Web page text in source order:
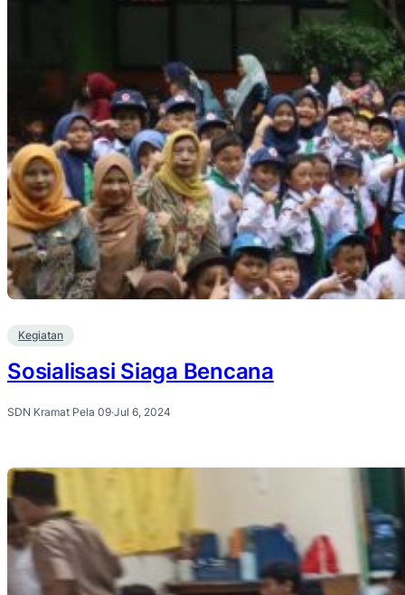
Kegiatan
Sosialisasi Siaga Bencana
SDN Kramat Pela 09·Jul 6, 2024